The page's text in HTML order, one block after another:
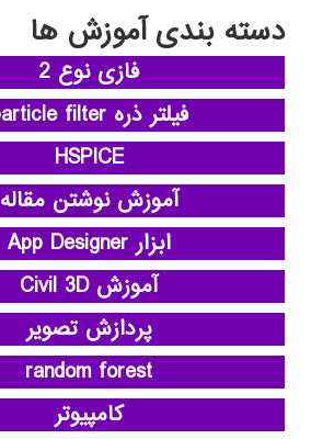
دسته بندی آموزش ها
فازی نوع 2
فیلتر ذره particle filter
HSPICE
آموزش نوشتن مقاله
ابزار App Designer
آموزش Civil 3D
پردازش تصویر
random forest
کامپیوتر